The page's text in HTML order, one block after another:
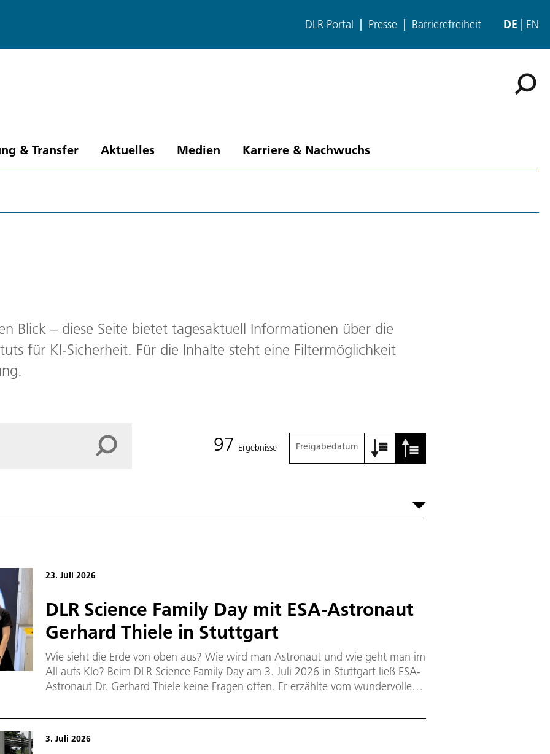
DLR Portal Presse Barrierefreiheit DE EN
& Transfer Aktuelles Medien Karriere & Nachwuchs
Blick – diese Seite bietet tagesaktuell Informationen über die
für KI-Sicherheit. Für die Inhalte steht eine Filtermöglichkeit
97 Ergebnisse Freigabedatum
23. Juli 2026
DLR Science Family Day mit ESA-Astronaut
Gerhard Thiele in Stuttgart
Wie sieht die Erde von oben aus? Wie wird man Astronaut und wie geht man im
All aufs Klo? Beim DLR Science Family Day am 3. Juli 2026 in Stuttgart ließ ESA-
Astronaut Dr. Gerhard Thiele keine Fragen offen. Er erzählte vom wundervollen
im Jahr 2000. Bei dieser haben seine Crew und er eine 3D-Karte der
Thiele von seinem Astronautentraining berichtete.
3. Juli 2026